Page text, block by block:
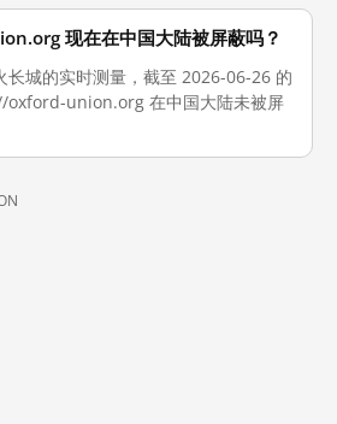
现在在中国大陆被屏蔽吗？
城的实时测量，截至 2026-06-26 的
oxford-union.org 在中国大陆未被屏